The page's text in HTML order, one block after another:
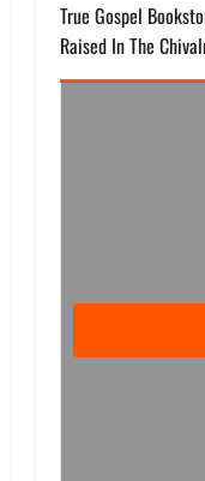
True Gospel
Raised In The